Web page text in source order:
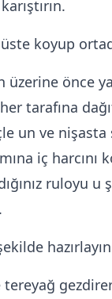
koyup
üzerine önce
tarafına
un ve nişasta
iç harcını
ruloyu